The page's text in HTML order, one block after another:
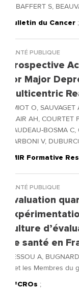
B, BAFFERT S,
Bulletin du Cancer
SANTÉ PUBLIQUE
Prospective
for Major
Multicentric
AMIOT O,
CLAIR AH, COURTET
GAUDEAU-BOSMA
NARBONI V,
JMIR Formative
SANTÉ PUBLIQUE
Evaluation
culture
de santé en
BESSOU A,
B et les Membres du
AFCROs ;